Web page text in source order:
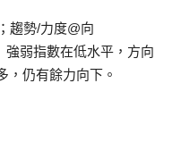
趨勢/力度@向
強弱指數在低水平，方向
，仍有餘力向下。